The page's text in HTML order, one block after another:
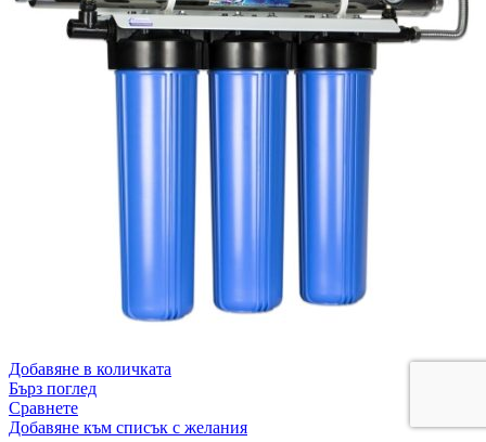
Добавяне в количката
Бърз поглед
Сравнете
Добавяне към списък с желания